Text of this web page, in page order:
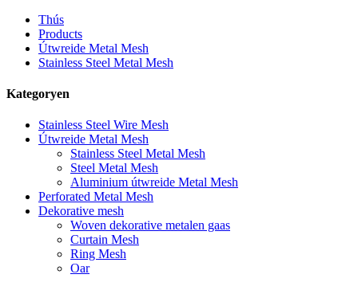
Thús
Products
Útwreide Metal Mesh
Stainless Steel Metal Mesh
Kategoryen
Stainless Steel Wire Mesh
Útwreide Metal Mesh
Stainless Steel Metal Mesh
Steel Metal Mesh
Aluminium útwreide Metal Mesh
Perforated Metal Mesh
Dekorative mesh
Woven dekorative metalen gaas
Curtain Mesh
Ring Mesh
Oar